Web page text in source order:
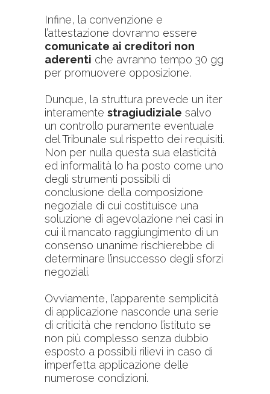
Infine, la convenzione e
l’attestazione dovranno essere
comunicate ai creditori non
aderenti che avranno tempo 30 gg
per promuovere opposizione.
Dunque, la struttura prevede un iter
interamente stragiudiziale salvo
un controllo puramente eventuale
del Tribunale sul rispetto dei requisiti.
Non per nulla questa sua elasticità
ed informalità lo ha posto come uno
degli strumenti possibili di
conclusione della composizione
negoziale di cui costituisce una
soluzione di agevolazione nei casi in
cui il mancato raggiungimento di un
consenso unanime rischierebbe di
determinare l’insuccesso degli sforzi
negoziali.
Ovviamente, l’apparente semplicità
di applicazione nasconde una serie
di criticità che rendono l’istituto se
non più complesso senza dubbio
esposto a possibili rilievi in caso di
imperfetta applicazione delle
numerose condizioni.